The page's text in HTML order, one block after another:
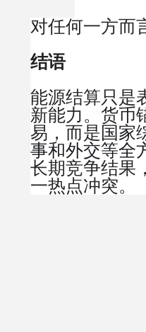
对任何一方而
结语
能源结算只是
新能力。 货币
易，而是 国家
事和外交等全
长期竞争结果
一热点冲突。